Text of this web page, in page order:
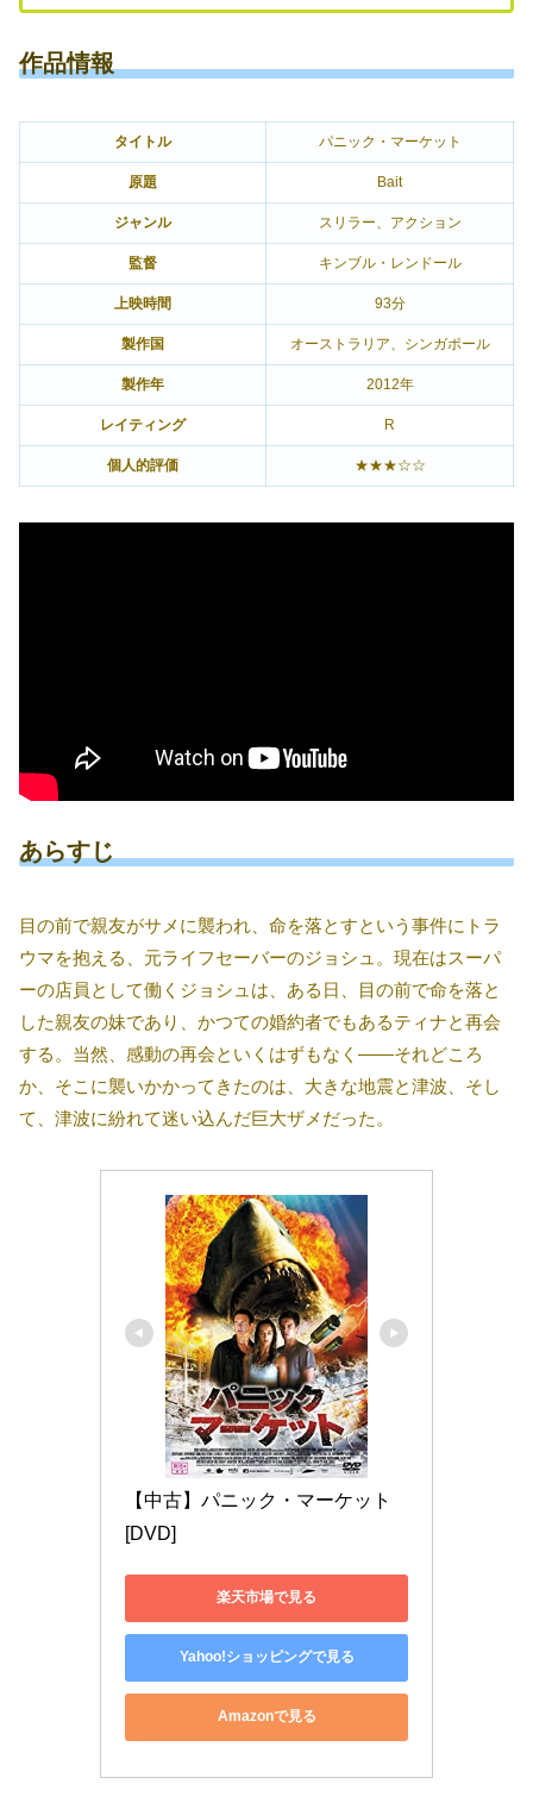
作品情報
タイトル パニック・マーケット
原題 Bait
ジャンル スリラー、アクション
監督 キンブル・レンドール
上映時間 93分
製作国 オーストラリア、シンガポール
製作年 2012年
レイティング R
個人的評価 ★★★☆☆
あらすじ
目の前で親友がサメに襲われ、命を落とすという事件にトラ
ウマを抱える、元ライフセーバーのジョシュ。現在はスーパ
ーの店員として働くジョシュは、ある日、目の前で命を落と
した親友の妹であり、かつての婚約者でもあるティナと再会
する。当然、感動の再会といくはずもなく――それどころ
か、そこに襲いかかってきたのは、大きな地震と津波、そし
て、津波に紛れて迷い込んだ巨大ザメだった。
【中古】パニック・マーケット
[DVD]
楽天市場で見る
Yahoo!ショッピングで見る
Amazonで見る